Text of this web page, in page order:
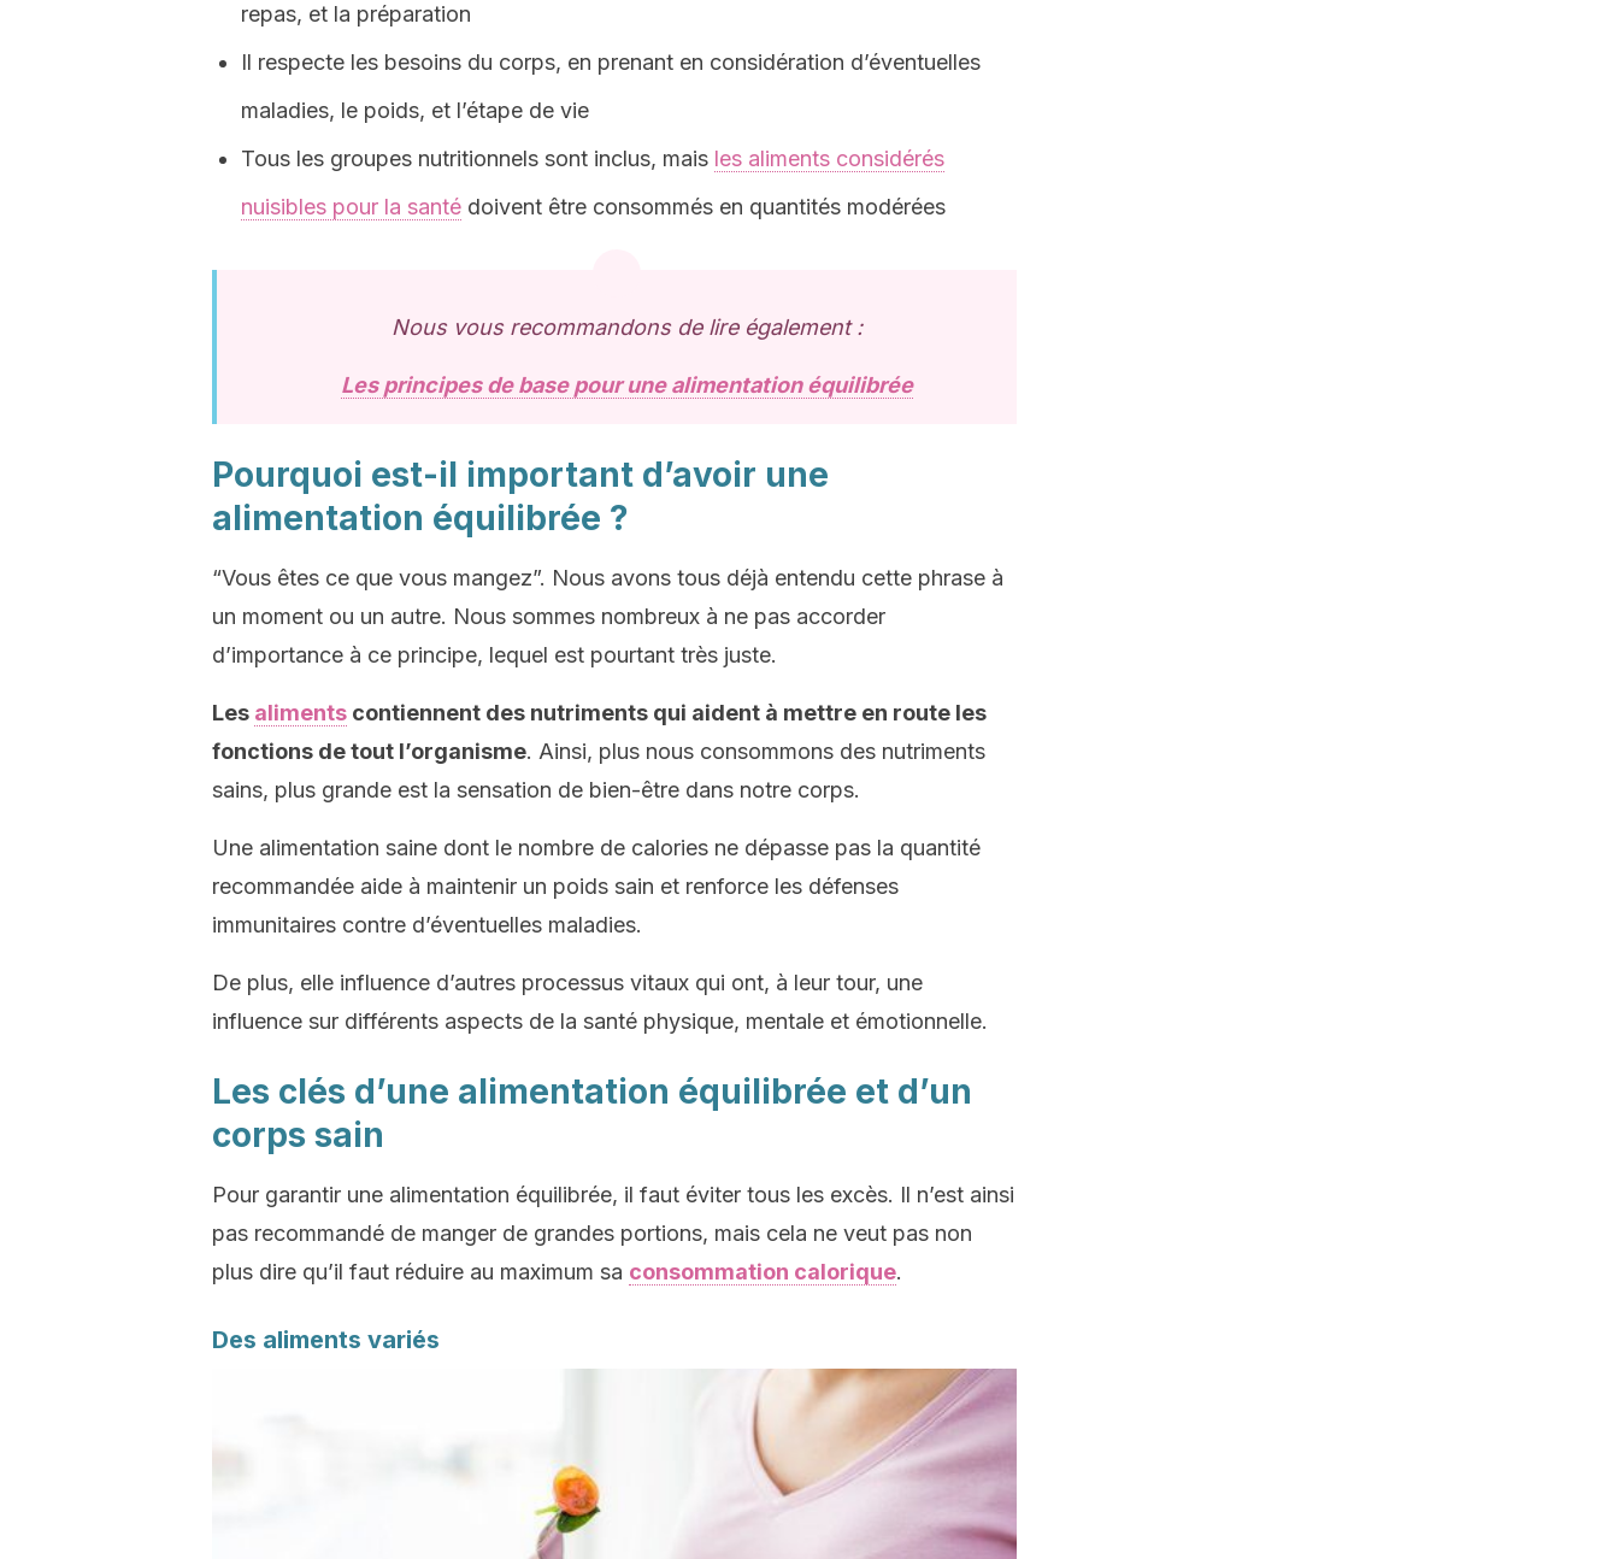
repas, et la préparation
Il respecte les besoins du corps, en prenant en considération d’éventuelles
maladies, le poids, et l’étape de vie
Tous les groupes nutritionnels sont inclus, mais les aliments considérés
nuisibles pour la santé doivent être consommés en quantités modérées
Nous vous recommandons de lire également :
Les principes de base pour une alimentation équilibrée
Pourquoi est-il important d’avoir une
alimentation équilibrée ?
“Vous êtes ce que vous mangez”. Nous avons tous déjà entendu cette phrase à
un moment ou un autre. Nous sommes nombreux à ne pas accorder
d’importance à ce principe, lequel est pourtant très juste.
Les aliments contiennent des nutriments qui aident à mettre en route les
fonctions de tout l’organisme. Ainsi, plus nous consommons des nutriments
sains, plus grande est la sensation de bien-être dans notre corps.
Une alimentation saine dont le nombre de calories ne dépasse pas la quantité
recommandée aide à maintenir un poids sain et renforce les défenses
immunitaires contre d’éventuelles maladies.
De plus, elle influence d’autres processus vitaux qui ont, à leur tour, une
influence sur différents aspects de la santé physique, mentale et émotionnelle.
Les clés d’une alimentation équilibrée et d’un
corps sain
Pour garantir une alimentation équilibrée, il faut éviter tous les excès. Il n’est ainsi
pas recommandé de manger de grandes portions, mais cela ne veut pas non
plus dire qu’il faut réduire au maximum sa consommation calorique.
Des aliments variés